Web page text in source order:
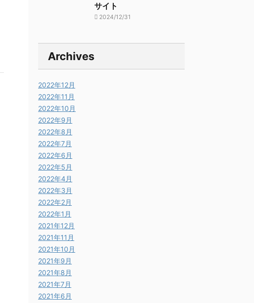
サイト
2024/12/31
Archives
2022年12月
2022年11月
2022年10月
2022年9月
2022年8月
2022年7月
2022年6月
2022年5月
2022年4月
2022年3月
2022年2月
2022年1月
2021年12月
2021年11月
2021年10月
2021年9月
2021年8月
2021年7月
2021年6月